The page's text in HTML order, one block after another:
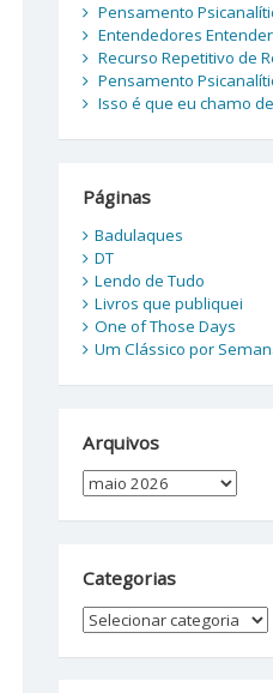
Pensamento
Entendedores
Recurso Repetitivo de
Pensamento
Isso é que eu chamo
Páginas
Badulaques
DT
Lendo de Tudo
Livros que publiquei
One of Those Days
Um Clássico por
Arquivos
Arquivos
Categorias
Categorias